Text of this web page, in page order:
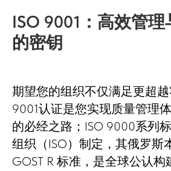
ISO 9001：高效管
的密钥
期望您的组织不仅满足更超
9001认证是您实现质量管理
的必经之路；ISO 9000系列
组织（ISO）制定，其俄罗斯
GOST R 标准，是全球公认